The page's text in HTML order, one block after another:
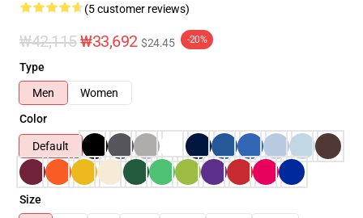
(5 customer reviews)
₩42,115₩33,692 $24.45 -20%
Type
Men
Women
Color
Default
Size